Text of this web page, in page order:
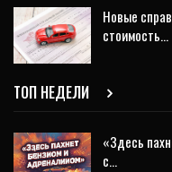
Новые
стоимость…
ТОП НЕДЕЛИ
«Здесь
с…